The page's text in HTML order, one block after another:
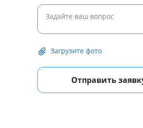
Загрузите фото
Отправить